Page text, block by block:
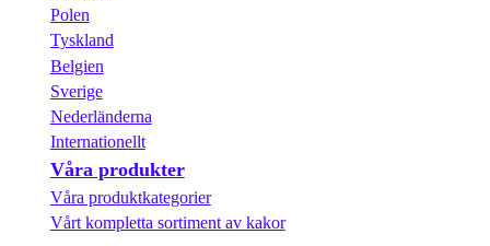
Polen
Tyskland
Belgien
Sverige
Nederländerna
Internationellt
Våra produkter
Våra produktkategorier
Vårt kompletta sortiment av kakor